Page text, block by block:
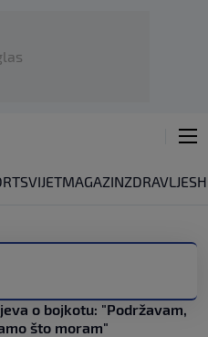
SVIJETMAGAZINZDRAVLJE
o bojkotu: "Podržavam,
što moram"